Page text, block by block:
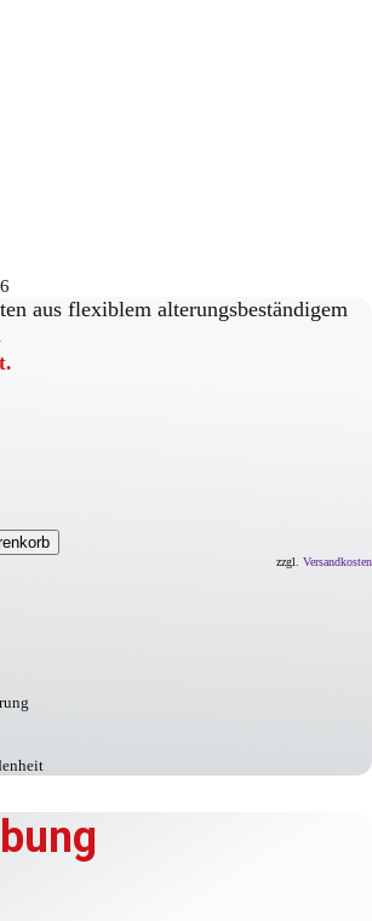
aus flexiblem alterungsbeständigem
zzgl. Versandkosten